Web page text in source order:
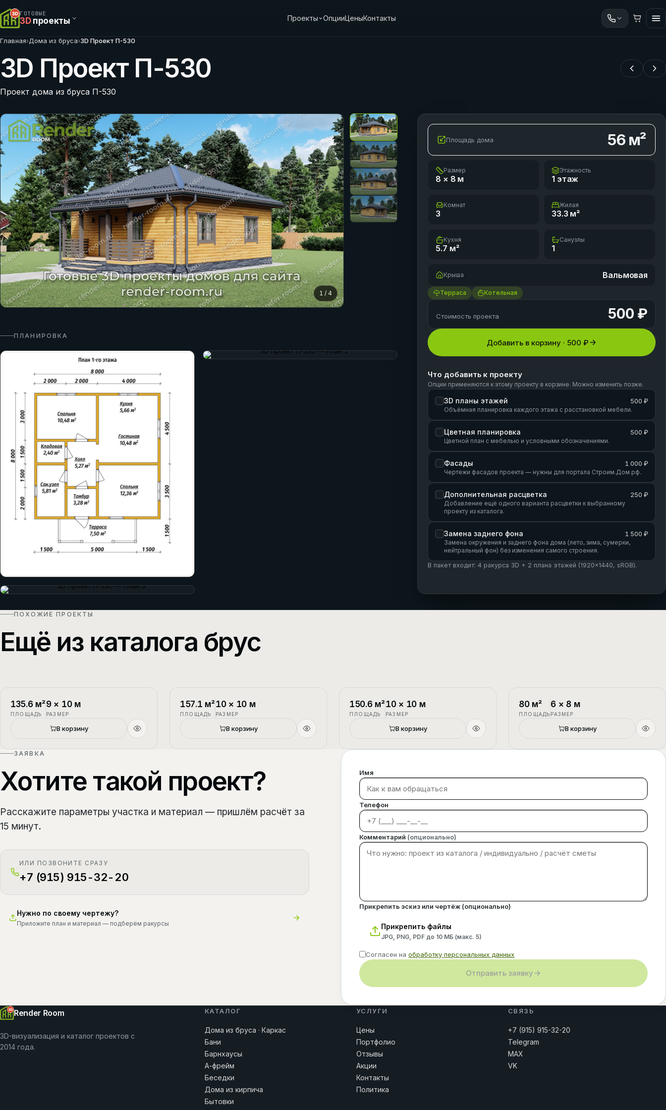
ГОТОВЫЕ
3Dпроекты Проекты ОпцииЦеныКонтакты
Главная›Дома из бруса›3D Проект П-530
3D Проект П-530
Проект дома из бруса П-530
1 /4
ПЛАНИРОВКА
Площадь дома 56м²
Размер
8 × 8 м
Этажность
1 этаж
Комнат
3
Жилая
33.3 м²
Кухня
5.7 м²
Санузлы
1
Крыша Вальмовая
Терраса Котельная
Стоимость проекта 500 ₽
Добавить в корзину · 500 ₽
Что добавить к проекту
Опции применяются к этому проекту в корзине. Можно изменить позже.
3D планы этажей 500 ₽
Объёмная планировка каждого этажа с расстановкой мебели.
Цветная планировка 500 ₽
Цветной план с мебелью и условными обозначениями.
Фасады 1 000 ₽
Чертежи фасадов проекта — нужны для портала Строим.Дом.рф.
Дополнительная расцветка 250 ₽
Добавление ещё одного варианта расцветки к выбранному
проекту из каталога.
Замена заднего фона 1 500 ₽
Замена окружения и заднего фона дома (лето, зима, сумерки,
нейтральный фон) без изменения самого строения.
В пакет входит: 4 ракурса 3D + 2 плана этажей (1920×1440, sRGB).
ПОХОЖИЕ ПРОЕКТЫ
Ещё из каталога брус
П-1
Новый
135.6м²
ПЛОЩАДЬ
9× 10м
РАЗМЕР
В корзину
П-2
157.1 м²
ПЛОЩАДЬ
10× 10 м
РАЗМЕР
В корзину
П-3
150.6м²
ПЛОЩАДЬ
10× 10 м
РАЗМЕР
В корзину
П-4
80м²
ПЛОЩАДЬ
6 × 8 м
РАЗМЕР
В корзину
ЗАЯВКА
Хотите такой проект?
Расскажите параметры участка и материал — пришлём расчёт за
15 минут.
ИЛИ ПОЗВОНИТЕ СРАЗУ
+7 (915) 915-32-20
Нужно по своему чертежу?
Приложите план и материал — подберём ракурсы
Имя
Телефон
Комментарий (опционально)
Прикрепить эскиз или чертёж (опционально)
Прикрепить файлы
JPG, PNG, PDF до 10 МБ (макс.5)
Согласен наобработку персональных данных
Отправить заявку
Render Room
3D-визуализация и каталог проектов с
2014 года.
КАТАЛОГ
Дома из бруса · Каркас
Бани
Барнхаусы
А-фрейм
Беседки
Дома из кирпича
Бытовки
УСЛУГИ
Цены
Портфолио
Отзывы
Акции
Контакты
Политика
СВЯЗЬ
+7 (915) 915-32-20
Telegram
MAX
VK